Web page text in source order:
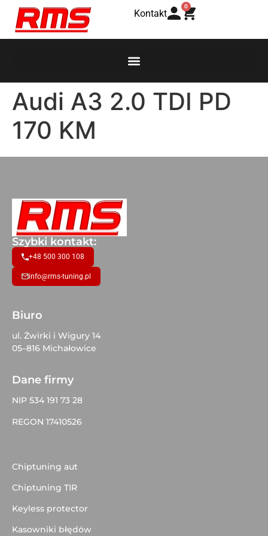
Kontakt
0
Audi A3 2.0 TDI PD
170 KM
Szybki kontakt:
+48 500 300 108
info@rms-tuning.pl
Biuro
ul. Żwirki i Wigury 14
05–816 Michałowice
Dane firmy
NIP 534 191 73 28
REGON 17410526
Chiptuning aut
Chiptuning TIR
Keyless protector
Kasowniki błędów